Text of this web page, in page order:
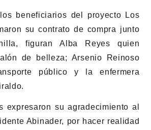
beneficiarios del proyecto Los
su contrato de compra junto
figuran Alba Reyes quien
de belleza; Arsenio Reinoso
público y la enfermera
expresaron su agradecimiento al
Abinader, por hacer realidad